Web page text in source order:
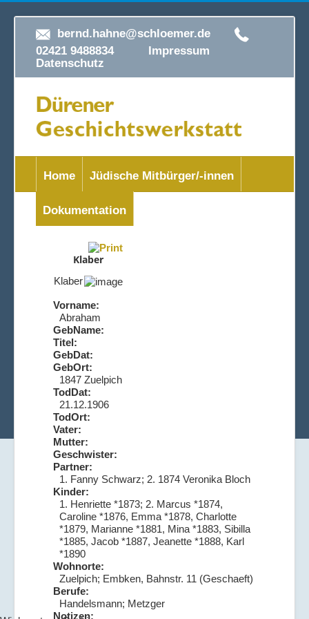
bernd.hahne@schloemer.de
02421 9488834 Impressum
Datenschutz
Home Jüdische Mitbürger/-innen
Dokumentation
Klaber
Klaber
Vorname:
Abraham
GebName:
Titel:
GebDat:
GebOrt:
1847 Zuelpich
TodDat:
21.12.1906
TodOrt:
Vater:
Mutter:
Geschwister:
Partner:
1. Fanny Schwarz; 2. 1874 Veronika Bloch
Kinder:
1. Henriette *1873; 2. Marcus *1874,
Caroline *1876, Emma *1878, Charlotte
*1879, Marianne *1881, Mina *1883, Sibilla
*1885, Jacob *1887, Jeanette *1888, Karl
*1890
Wohnorte:
Zuelpich; Embken, Bahnstr. 11 (Geschaeft)
Berufe:
Handelsmann; Metzger
Notizen: